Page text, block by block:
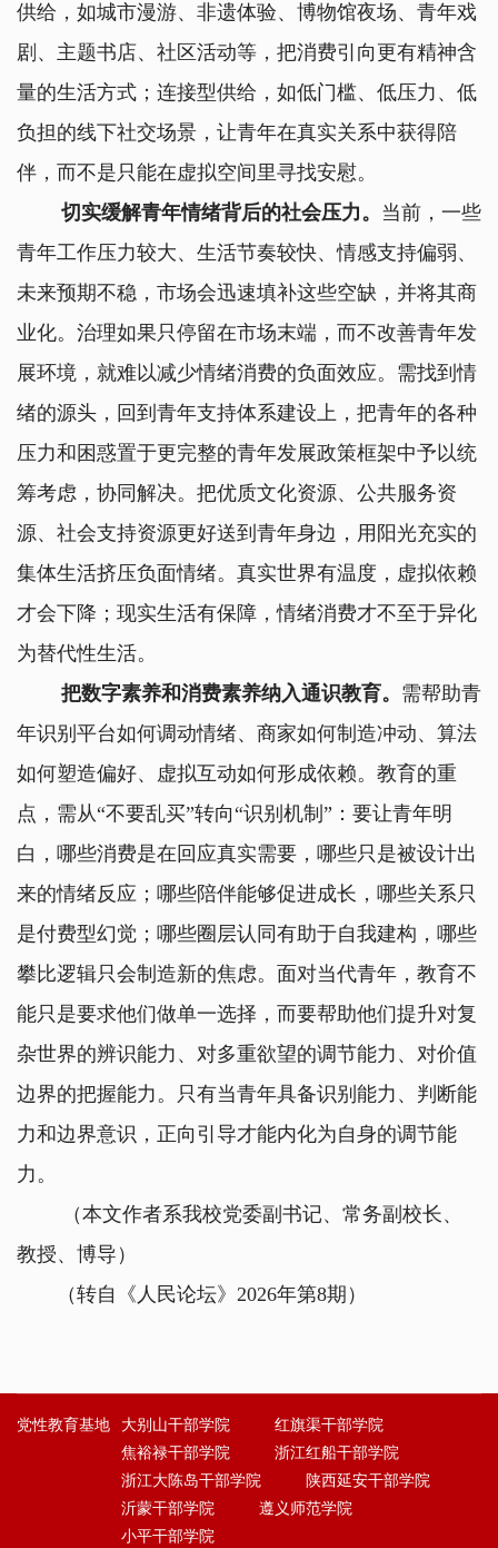
供给，如城市漫游、非遗体验、博物馆夜场、青年戏
剧、主题书店、社区活动等，把消费引向更有精神含
量的生活方式；连接型供给，如低门槛、低压力、低
负担的线下社交场景，让青年在真实关系中获得陪
伴，而不是只能在虚拟空间里寻找安慰。
切实缓解青年情绪背后的社会压力。 当前，一些
青年工作压力较大、生活节奏较快、情感支持偏弱、
未来预期不稳，市场会迅速填补这些空缺，并将其商
业化。治理如果只停留在市场末端，而不改善青年发
展环境，就难以减少情绪消费的负面效应。需找到情
绪的源头，回到青年支持体系建设上，把青年的各种
压力和困惑置于更完整的青年发展政策框架中予以统
筹考虑，协同解决。把优质文化资源、公共服务资
源、社会支持资源更好送到青年身边，用阳光充实的
集体生活挤压负面情绪。真实世界有温度，虚拟依赖
才会下降；现实生活有保障，情绪消费才不至于异化
为替代性生活。
把数字素养和消费素养纳入通识教育。 需帮助青
年识别平台如何调动情绪、商家如何制造冲动、算法
如何塑造偏好、虚拟互动如何形成依赖。教育的重
点，需从“不要乱买”转向“识别机制”：要让青年明
白，哪些消费是在回应真实需要，哪些只是被设计出
来的情绪反应；哪些陪伴能够促进成长，哪些关系只
是付费型幻觉；哪些圈层认同有助于自我建构，哪些
攀比逻辑只会制造新的焦虑。面对当代青年，教育不
能只是要求他们做单一选择，而要帮助他们提升对复
杂世界的辨识能力、对多重欲望的调节能力、对价值
边界的把握能力。只有当青年具备识别能力、判断能
力和边界意识，正向引导才能内化为自身的调节能
力。
（本文作者系我校党委副书记、常务副校长、
教授、博导）
（转自《人民论坛》2026年第8期）
党性教育基地 大别山干部学院
红旗渠干部学院
焦裕禄干部学院
浙江红船干部学院
浙江大陈岛干部学院
陕西延安干部学院
沂蒙干部学院
遵义师范学院
小平干部学院